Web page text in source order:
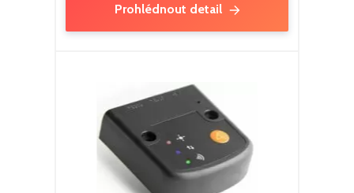
Prohlédnout detail